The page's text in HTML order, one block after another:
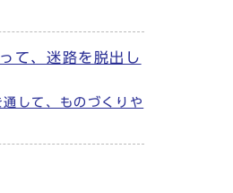
て、迷路を脱出し
して、ものづくりや